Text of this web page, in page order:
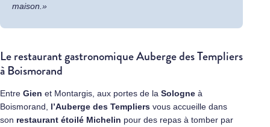
maison.»
Le restaurant gastronomique Auberge des Templiers
à Boismorand
Entre Gien et Montargis, aux portes de la Sologne à
Boismorand, l’Auberge des Templiers vous accueille dans
son restaurant étoilé Michelin pour des repas à tomber par